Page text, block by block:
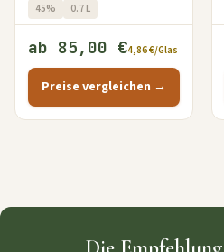
45% 0.7 L
ab 85,00 €4,86 €/Glas
Preise vergleichen →